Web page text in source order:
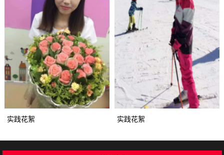
实践花絮 实践花絮